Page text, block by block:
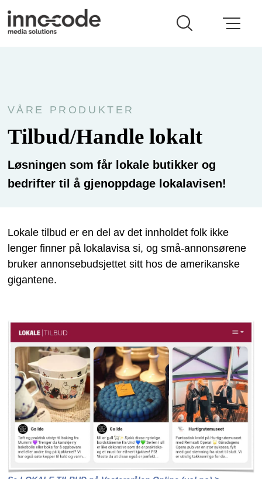
VÅRE PRODUKTER
Tilbud/Handle lokalt
Løsningen som får lokale butikker og
bedrifter til å gjenoppdage lokalavisen!
Lokale tilbud er en del av det innholdet folk ikke
lenger finner på lokalavisa si, og små-annonsørene
bruker annonsebudsjettet sitt hos de amerikanske
gigantene.